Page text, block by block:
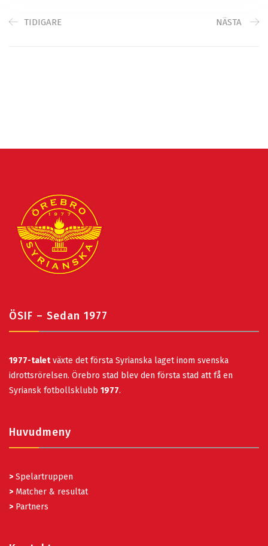
TIDIGARE NÄSTA
ÖSIF – Sedan 1977
1977-taletväxte det första Syrianska laget inom svenska
idrottsrörelsen. Örebro stad blev den första stad att få en
Syriansk fotbollsklubb 1977.
Huvudmeny
> Spelartruppen
> Matcher & resultat
> Partners